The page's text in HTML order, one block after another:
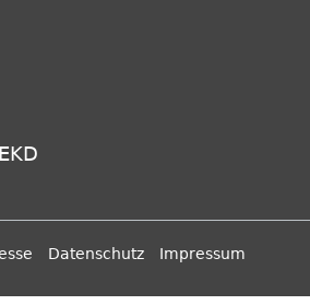
Datenschutz Impressum